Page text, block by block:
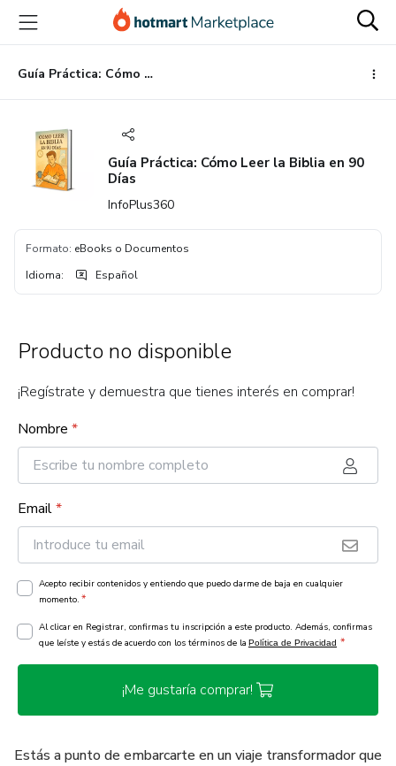
principal
página
de
página
Guía Práctica: Cómo Leer la Biblia en 90 Días
Guía Práctica: Cómo Leer la Biblia en 90
Días
InfoPlus360
Formato: eBooks o Documentos
Idioma: Español
Producto no disponible
¡Regístrate y demuestra que tienes interés en comprar!
Nombre *
Email*
Acepto recibir contenidos y entiendo que puedo darme de baja en cualquier
momento. *
Al clicar en Registrar, confirmas tu inscripción a este producto. Además, confirmas
que leíste y estás de acuerdo con los términos de la Política de Privacidad *
¡Me gustaría comprar!
Estás a punto de embarcarte en un viaje transformador que